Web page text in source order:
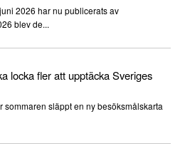
2026 har nu publicerats av
blev de...
locka fler att upptäcka Sveriges
sommaren släppt en ny besöksmålskarta